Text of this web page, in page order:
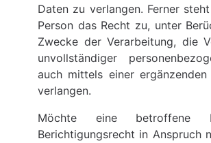
Daten zu verlangen. Ferner
Person das Recht zu, unter
Zwecke der Verarbeitung, die
unvollständiger
auch mittels einer
verlangen.
Möchte eine betroffene
Berichtigungsrecht in Anspruch